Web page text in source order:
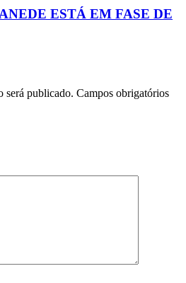
ESTÁ EM FASE DE
será publicado. Campos obrigatórios